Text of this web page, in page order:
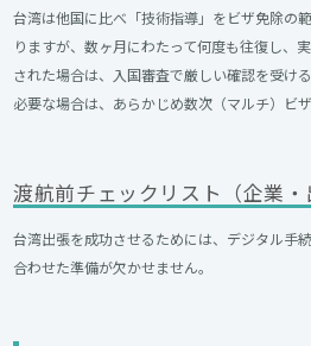
台湾は他国に比べ「技術指導」をビザ免除の
りますが、数ヶ月にわたって何度も往復し、
された場合は、入国審査で厳しい確認を受け
必要な場合は、あらかじめ数次（マルチ）ビ
渡航前チェックリスト（企業・
台湾出張を成功させるためには、デジタル手
合わせた準備が欠かせません。